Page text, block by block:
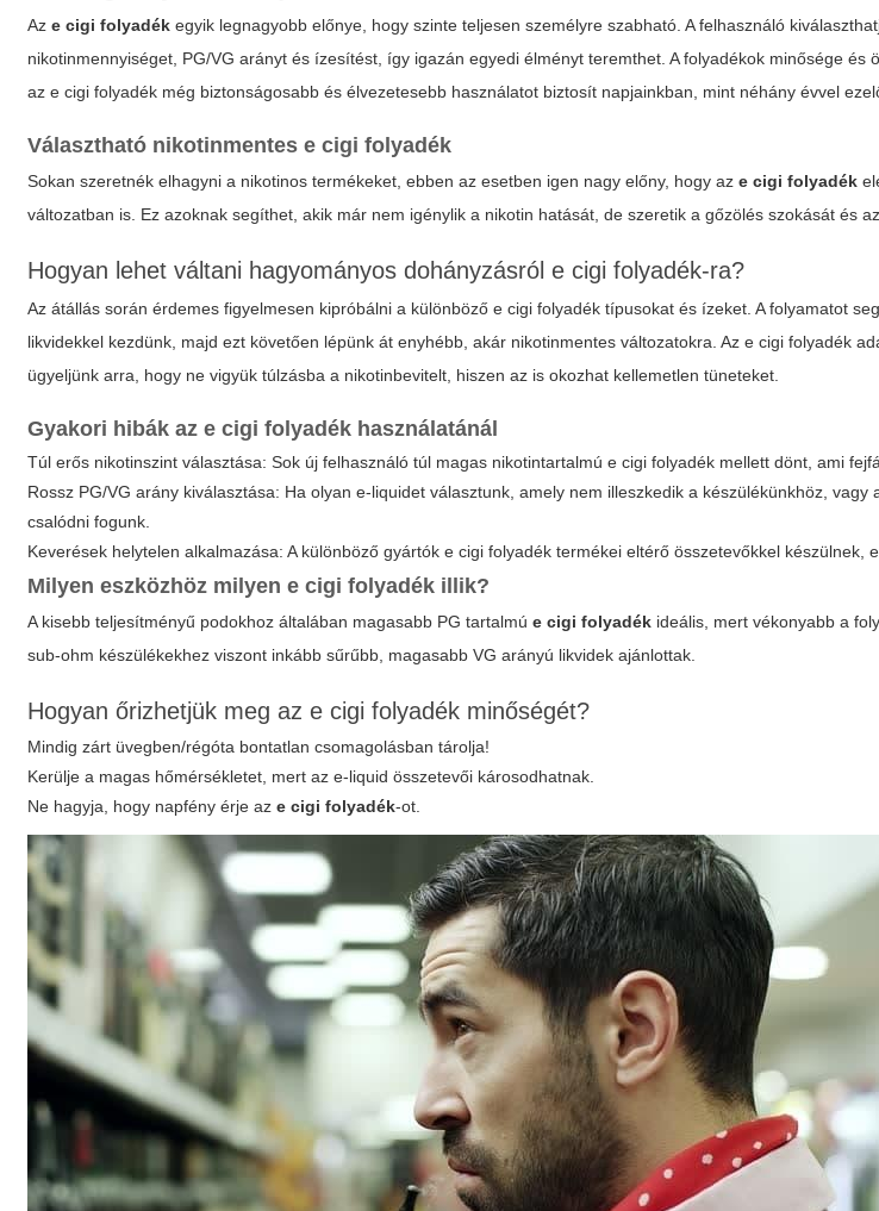
Aze cigi folyadék egyik legnagyobb előnye, hogy szinte teljesen személyre szabható. A felhasználó
nikotinmennyiséget, PG/VG arányt és ízesítést, így igazán egyedi élményt teremthet. A folyadékok minősége és
aze cigi folyadék még biztonságosabb és élvezetesebb használatot biztosít napjainkban, mint néhány évvel
Választható nikotinmentese cigi folyadék
Sokan szeretnék elhagyni a nikotinos termékeket, ebben az esetben igen nagy előny, hogy aze cigi folyadék
változatban is. Ez azoknak segíthet, akik már nem igénylik a nikotin hatását, de szeretik a gőzölés szokását és
Hogyan lehet váltani hagyományos dohányzásróle cigi folyadék-ra?
Az átállás során érdemes figyelmesen kipróbálni a különbözőe cigi folyadék típusokat és ízeket. A folyamatot
likvidekkel kezdünk, majd ezt követően lépünk át enyhébb, akár nikotinmentes változatokra. Aze cigi folyadék
ügyeljünk arra, hogy ne vigyük túlzásba a nikotinbevitelt, hiszen az is okozhat kellemetlen tüneteket.
Gyakori hibák aze cigi folyadék használatánál
Túl erős nikotinszint választása: Sok új felhasználó túl magas nikotintartalmúe cigi folyadék mellett dönt, ami
Rossz PG/VG arány kiválasztása: Ha olyan e-liquidet választunk, amely nem illeszkedik a készülékünkhöz,
csalódni fogunk.
Keverések helytelen alkalmazása: A különböző gyártóke cigi folyadék termékei eltérő összetevőkkel készülnek,
Milyen eszközhöz milyene cigi folyadék illik?
A kisebb teljesítményű podokhoz általában magasabb PG tartalmúe cigi folyadék ideális, mert vékonyabb a
sub-ohm készülékekhez viszont inkább sűrűbb, magasabb VG arányú likvidek ajánlottak.
Hogyan őrizhetjük meg aze cigi folyadék minőségét?
Mindig zárt üvegben/régóta bontatlan csomagolásban tárolja!
Kerülje a magas hőmérsékletet, mert az e-liquid összetevői károsodhatnak.
Ne hagyja, hogy napfény érje aze cigi folyadék-ot.